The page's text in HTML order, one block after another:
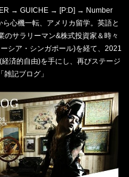
→ GUICHE → [P:D] → Number
心機一転、アメリカ留学。英語と
のサラリーマン&株式投資家＆時々
シア・シンガポール)を経て、2021
済的自由)を手にし、再びステージ
記ブログ」